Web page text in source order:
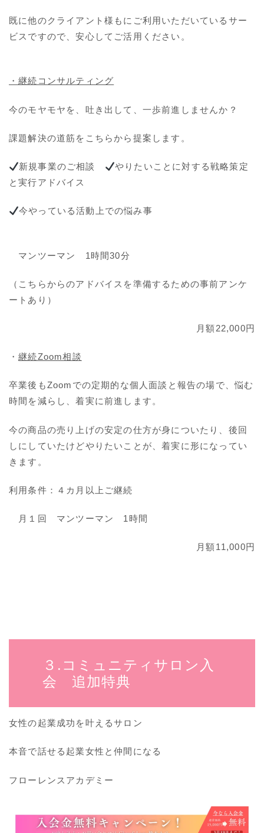
既に他のクライアント様もにご利用いただいているサー
ビスですので、安心してご活用ください。
・継続コンサルティング
今のモヤモヤを、吐き出して、一歩前進しませんか？
課題解決の道筋をこちらから提案します。
新規事業のご相談
やりたいことに対する戦略策定
と実行アドバイス
今やっている活動上での悩み事
マンツーマン 1時間30分
（こちらからのアドバイスを準備するための事前アンケ
ートあり）
月額22,000円
・継続Zoom相談
卒業後もZoomでの定期的な個人面談と報告の場で、悩む
時間を減らし、着実に前進します。
今の商品の売り上げの安定の仕方が身についたり、後回
しにしていたけどやりたいことが、着実に形になってい
きます。
利用条件：４カ月以上ご継続
月１回 マンツーマン 1時間
月額11,000円
３.コミュニティサロン入
会 追加特典
女性の起業成功を叶えるサロン
本音で話せる起業女性と仲間になる
フローレンスアカデミー